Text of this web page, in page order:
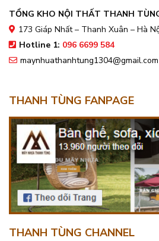
TỔNG KHO NỘI THẤT THANH
173 Giáp Nhất – Thanh Xuân – Hà
Hotline 1: 096 6699 584
maynhuathanhtung1304@gmail.com
THANH TÙNG FANPAGE
THANH TÙNG CHANNEL